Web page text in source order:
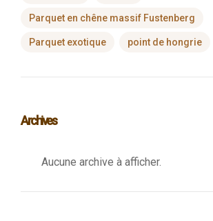
Parquet en chêne massif Fustenberg
Parquet exotique point de hongrie
Archives
Aucune archive à afficher.